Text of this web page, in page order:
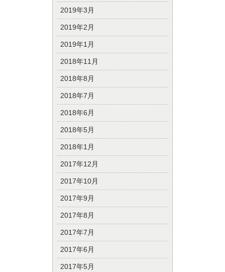
2019年3月
2019年2月
2019年1月
2018年11月
2018年8月
2018年7月
2018年6月
2018年5月
2018年1月
2017年12月
2017年10月
2017年9月
2017年8月
2017年7月
2017年6月
2017年5月